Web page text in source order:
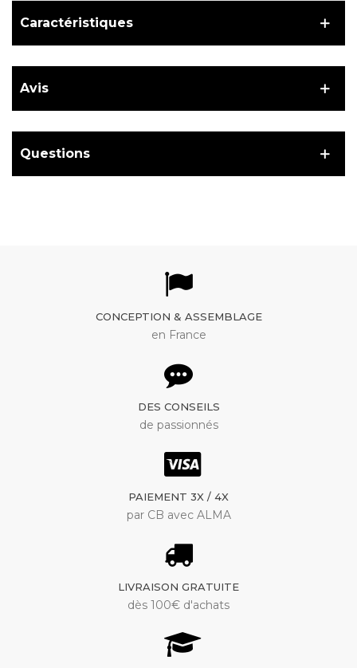
Caractéristiques
Avis
Questions
CONCEPTION & ASSEMBLAGE
en France
DES CONSEILS
de passionnés
PAIEMENT 3X / 4X
par CB avec ALMA
LIVRAISON GRATUITE
dès 100€ d'achats